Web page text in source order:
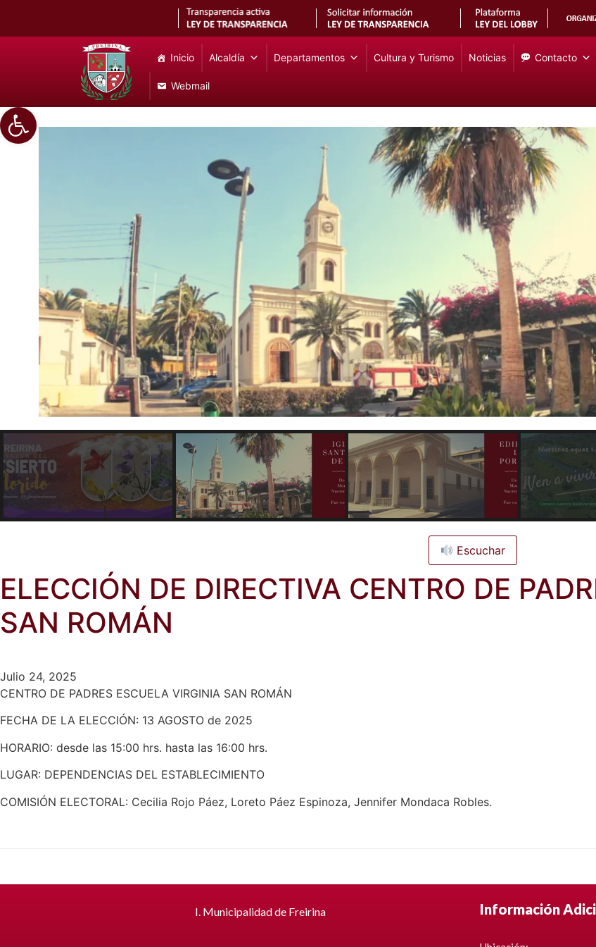
Abrir barra de herramientas
Inicio Alcaldía Departamentos Cultura y Turismo Noticias Contacto
Webmail
Escuchar
ELECCIÓN DE DIRECTIVA CENTRO DE
SAN ROMÁN
Julio 24, 2025
CENTRO DE PADRES ESCUELA VIRGINIA SAN ROMÁN
FECHA DE LA ELECCIÓN: 13 AGOSTO de 2025
HORARIO: desde las 15:00 hrs. hasta las 16:00 hrs.
LUGAR: DEPENDENCIAS DEL ESTABLECIMIENTO
COMISIÓN ELECTORAL: Cecilia Rojo Páez, Loreto Páez Espinoza, Jennifer Mondaca Robles.
I. Municipalidad de Freirina Información